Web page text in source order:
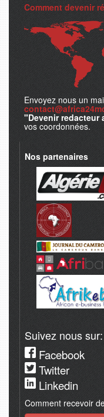
Comment devenir
Envoyez nous un
"Devenir redacteur
vos coordonnées.
Nos partenaires
Suivez nous sur:
Facebook
Twitter
Linkedin
Comment recevoir